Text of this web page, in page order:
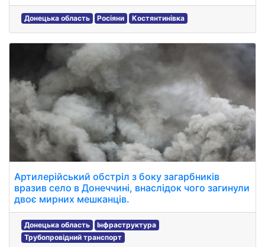
Донецька область Росіяни Костянтинівка
Артилерійський обстріл з боку загарбників
вразив село в Донеччині, внаслідок чого загинули
двоє мирних мешканців.
Донецька область
Інфраструктура
Трубопровідний транспорт